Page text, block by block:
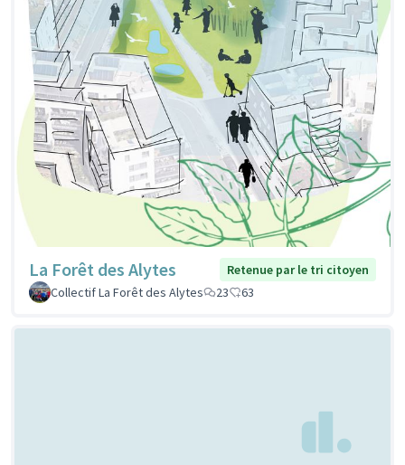
La Forêt des Alytes
Retenue par le tri citoyen
Collectif La Forêt des Alytes
23 63